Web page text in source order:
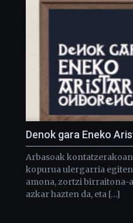
Denok gara Eneko
Arbasoak
kopurua ulergarria
amona, zortzi birraitona-
azkar hazten da, eta […]